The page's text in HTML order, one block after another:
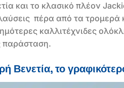
και το κλασικό πλέον
πέρα από τα τρομερά
καλλιτέχνιδες
παράσταση.
Βενετία, το